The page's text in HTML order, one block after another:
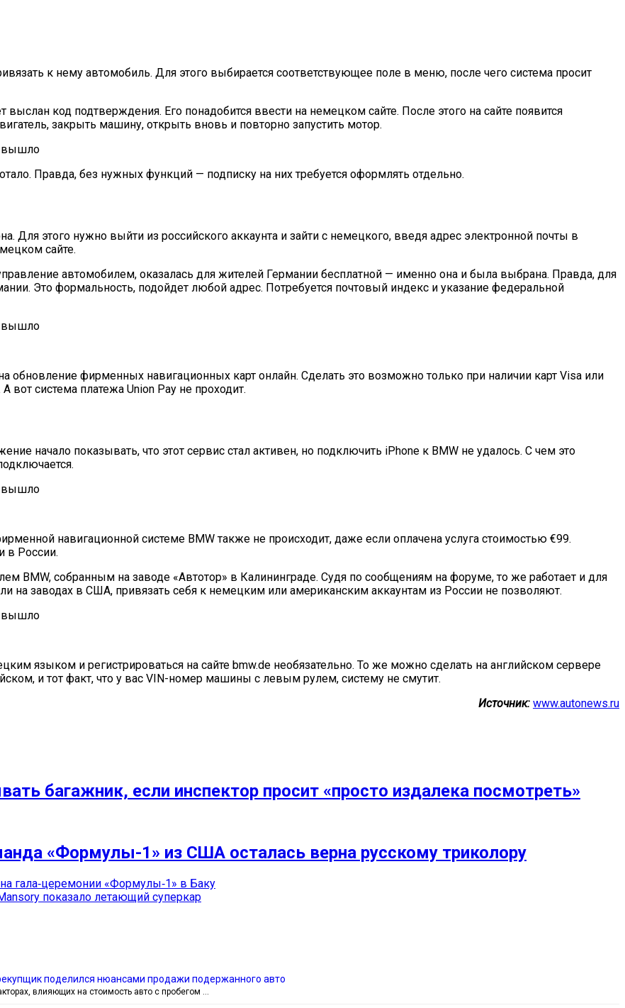
к нему автомобиль. Для этого выбирается соответствующее поле в меню, после чего система просит
код подтверждения. Его понадобится ввести на немецком сайте. После этого на сайте появится
закрыть машину, открыть вновь и повторно запустить мотор.
Правда, без нужных функций — подписку на них требуется оформлять отдельно.
Для этого нужно выйти из российского аккаунта и зайти с немецкого, введя адрес электронной почты в
сайте.
автомобилем, оказалась для жителей Германии бесплатной — именно она и была выбрана. Правда, для
Это формальность, подойдет любой адрес. Потребуется почтовый индекс и указание федеральной
обновление фирменных навигационных карт онлайн. Сделать это возможно только при наличии карт Visa или
вот система платежа Union Pay не проходит.
начало показывать, что этот сервис стал активен, но подключить iPhone к BMW не удалось. С чем это
навигационной системе BMW также не происходит, даже если оплачена услуга стоимостью €99.
в России.
BMW, собранным на заводе «Автотор» в Калининграде. Судя по сообщениям на форуме, то же работает и для
на заводах в США, привязать себя к немецким или американским аккаунтам из России не позволяют.
языком и регистрироваться на сайте bmw.de необязательно. То же можно сделать на английском сервере
и тот факт, что у вас VIN-номер машины с левым рулем, систему не смутит.
Источник: www.autonews.ru
багажник, если инспектор просит «просто издалека посмотреть»
«Формулы-1» из США осталась верна русскому триколору
гала‑церемонии «Формулы‑1» в Баку
показало летающий суперкар
поделился нюансами продажи подержанного авто
влияющих на стоимость авто с пробегом …